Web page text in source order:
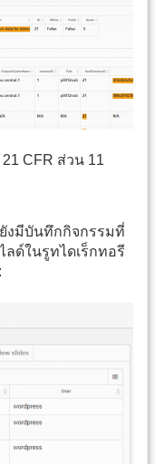
CFR ส่วน 11
งมีบันทึกกิจกรรมที่
ลด์ในรูทไดเร็กทอรี